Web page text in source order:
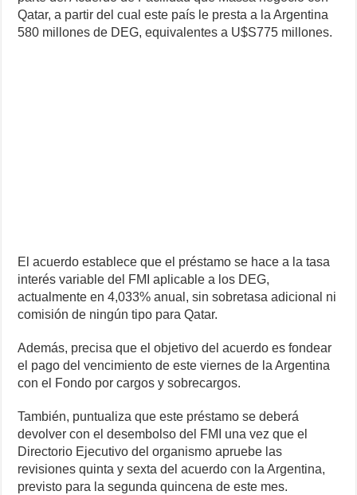
Qatar, a partir del cual este país le presta a la Argentina
580 millones de DEG, equivalentes a U$S775 millones.
El acuerdo establece que el préstamo se hace a la tasa
interés variable del FMI aplicable a los DEG,
actualmente en 4,033% anual, sin sobretasa adicional ni
comisión de ningún tipo para Qatar.
Además, precisa que el objetivo del acuerdo es fondear
el pago del vencimiento de este viernes de la Argentina
con el Fondo por cargos y sobrecargos.
También, puntualiza que este préstamo se deberá
devolver con el desembolso del FMI una vez que el
Directorio Ejecutivo del organismo apruebe las
revisiones quinta y sexta del acuerdo con la Argentina,
previsto para la segunda quincena de este mes.